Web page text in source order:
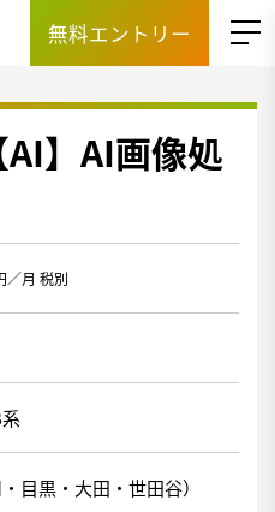
無料エントリー
】AI画像処
／月 税別
目黒・大田・世田谷）